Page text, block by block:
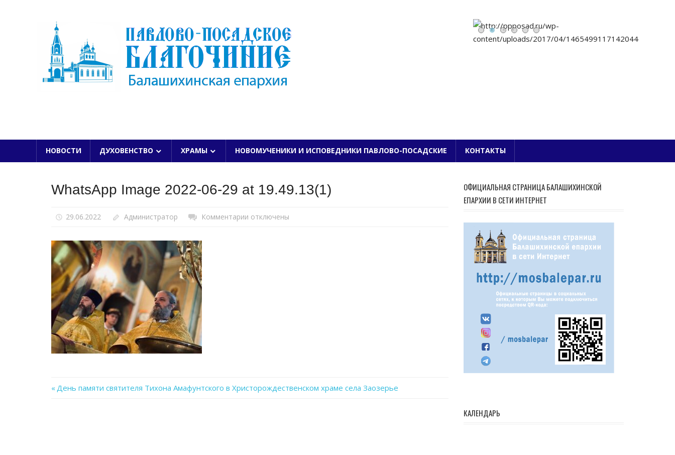
ПАВЛОВО-ПОСАДСКОЕ БЛАГОЧИНИЕ
НОВОСТИ ДУХОВЕНСТВО ХРАМЫ НОВОМУЧЕНИКИ И ИСПОВЕДНИКИ ПАВЛОВО-ПОСАДСКИЕ КОНТАКТЫ
WhatsApp Image 2022-06-29 at 19.49.13(1)
29.06.2022 Администратор Комментарии котключены
Previous
День памяти святителя Тихона Амафунтского в Христорождественском храме села Заозерье
ОФИЦИАЛЬНАЯ СТРАНИЦА БАЛАШИХИНСКОЙ
ЕПАРХИИ В СЕТИ ИНТЕРНЕТ
КАЛЕНДАРЬ